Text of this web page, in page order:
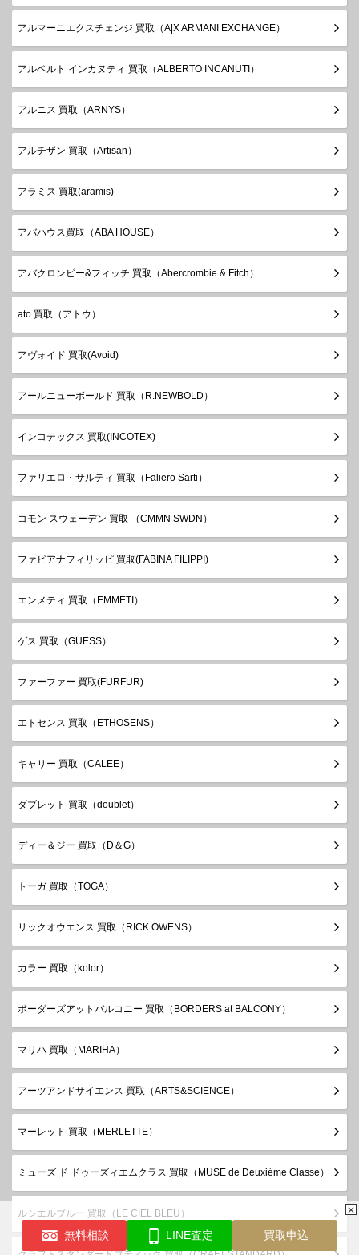
アルマーニエクスチェンジ 買取（A|X ARMANI EXCHANGE）
アルベルト インカヌティ 買取（ALBERTO INCANUTI）
アルニス 買取（ARNYS）
アルチザン 買取（Artisan）
アラミス 買取(aramis)
アバハウス買取（ABA HOUSE）
アバクロンビー&フィッチ 買取（Abercrombie & Fitch）
ato 買取（アトウ）
アヴォイド 買取(Avoid)
アールニューボールド 買取（R.NEWBOLD）
インコテックス 買取(INCOTEX)
ファリエロ・サルティ 買取（Faliero Sarti）
コモン スウェーデン 買取 （CMMN SWDN）
ファビアナフィリッピ 買取(FABINA FILIPPI)
エンメティ 買取（EMMETI）
ゲス 買取（GUESS）
ファーファー 買取(FURFUR)
エトセンス 買取（ETHOSENS）
キャリー 買取（CALEE）
ダブレット 買取（doublet）
ディー＆ジー 買取（D＆G）
トーガ 買取（TOGA）
リックオウエンス 買取（RICK OWENS）
カラー 買取（kolor）
ボーダーズアットバルコニー 買取（BORDERS at BALCONY）
マリハ 買取（MARIHA）
アーツアンドサイエンス 買取（ARTS&SCIENCE）
マーレット 買取（MERLETTE）
ミューズ ド ドゥーズィエムクラス 買取（MUSE de Deuxiéme Classe）
ルシエルブルー 買取（LE CIEL BLEU） ✕
無料相談 LINE査定 買取申込